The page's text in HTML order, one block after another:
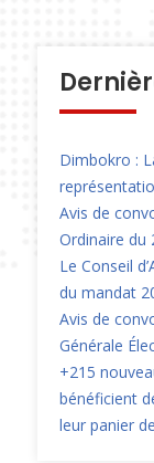
Dimbokro :
Avis de
Ordinaire du
Le Conseil
du mandat
Avis de
Générale
+215
bénéficient
leur panier